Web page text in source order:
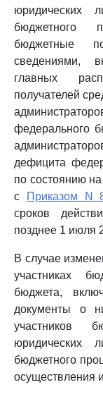
юридических
бюджетного
бюджетные
сведениями,
главных
получателей
федерального
дефицита
по состоянию
с
Приказом N
сроков
позднее 1 июля
В случае
участниках
бюджета,
документы о
участников
юридических
бюджетного
осуществления